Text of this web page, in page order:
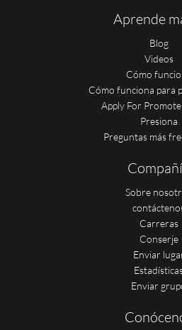
Aprende
Blog
Videos
Cómo
Cómo funciona para
Apply For
Presiona
Preguntas más
Sobre
Carreras
Conserje
Enviar
Enviar